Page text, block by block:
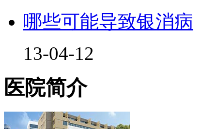
哪些可能导致银消病
13-04-12
医院简介